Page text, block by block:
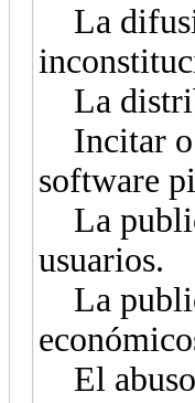
La
La
Incitar o
software
La
usuarios.
La
El abuso